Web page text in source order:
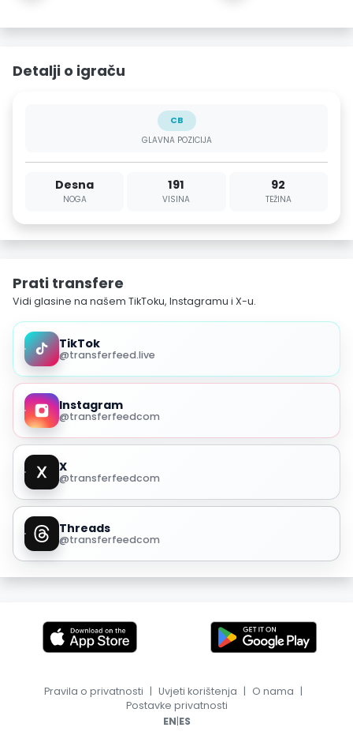
Detalji o igraču
CB
GLAVNA POZICIJA
Desna
NOGA
191
VISINA
92
TEŽINA
Prati transfere
Vidi glasine na našem TikToku, Instagramu i X-u.
TikTok
@transferfeed.live
Instagram
@transferfeedcom
X
@transferfeedcom
Threads
@transferfeedcom
Pravila o privatnosti | Uvjeti korištenja | O nama |
Postavke privatnosti
EN|ES